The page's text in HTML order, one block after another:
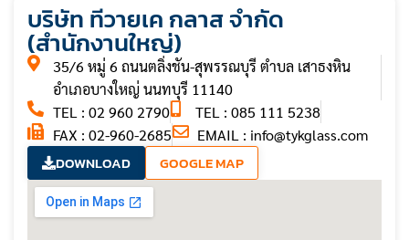
บริษัท ทีวายเค กลาส จำกัด
(สำนักงานใหญ่)
35/6 หมู่ 6 ถนนตลิ่งชัน-สุพรรณบุรี ตำบล เสาธงหิน
อำเภอบางใหญ่ นนทบุรี 11140
TEL : 02 960 2790
TEL : 085 111 5238
FAX : 02-960-2685
EMAIL : info@tykglass.com
DOWNLOAD GOOGLE MAP